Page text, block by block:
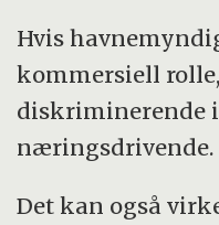
Hvis
kommersiell
diskriminerende
næringsdrivende.
Det kan også